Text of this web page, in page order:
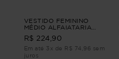
VESTIDO FEMININO
MÉDIO ALFAIATARIA
BELADONA VESTIDO
FEMININO MÉDIO
ALFAIATARIA Rosa G2
R$ 224,90
Em até 3x de R$ 74,96 sem
juros